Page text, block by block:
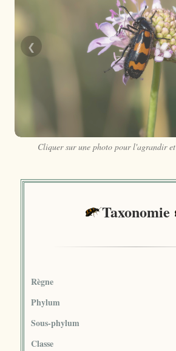
❮
Cliquer sur une photo pour l'agrandir et
Taxonomie
Règne
Phylum
Sous-phylum
Classe